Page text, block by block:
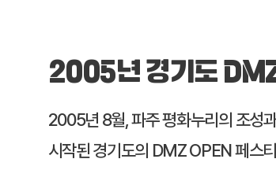
2005년 경기도
2005년 8월, 파주 평화누리의 조성
시작된 경기도의 DMZ OPEN 페스